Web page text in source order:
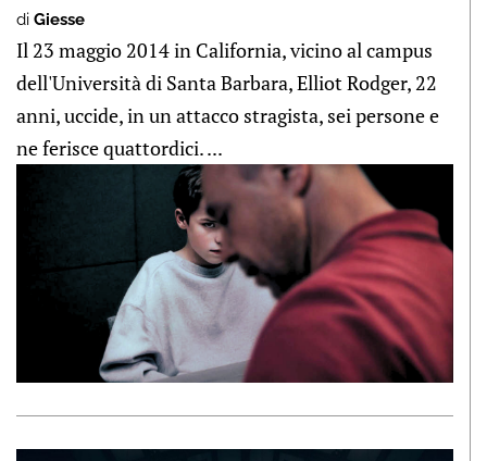
di Giesse
Il 23 maggio 2014 in California, vicino al campus
dell'Università di Santa Barbara, Elliot Rodger, 22
anni, uccide, in un attacco stragista, sei persone e
ne ferisce quattordici. ...